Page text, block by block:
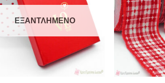
ΕΞΑΝΤΛΗΜΈΝΟ